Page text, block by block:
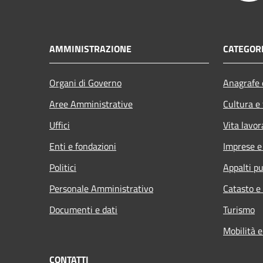
AMMINISTRAZIONE
Organi di Governo
Aree Amministrative
Uffici
Enti e fondazioni
Politici
Personale Amministrativo
Documenti e dati
Cultura
Vita
Imprese
Appalti
Catasto
Turismo
Mobilità
CONTATTI